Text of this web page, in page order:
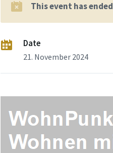
This event has ended
Date
21. November 2024